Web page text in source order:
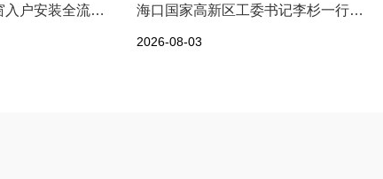
新手换窗指南，门窗入户安装全流程一次性讲清 海口国家高新区工委书记李杉一行莅临河南贝迪考察交流
2026-08-03